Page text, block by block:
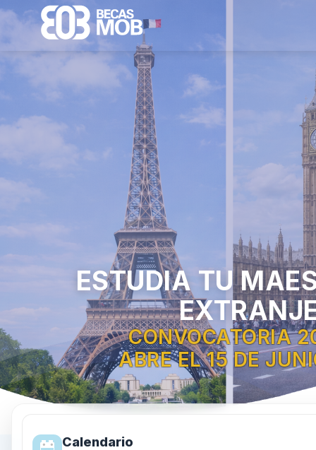
ESTUDIA TU
CONVOCATORIA
ABRE EL 15 DE
Calendario